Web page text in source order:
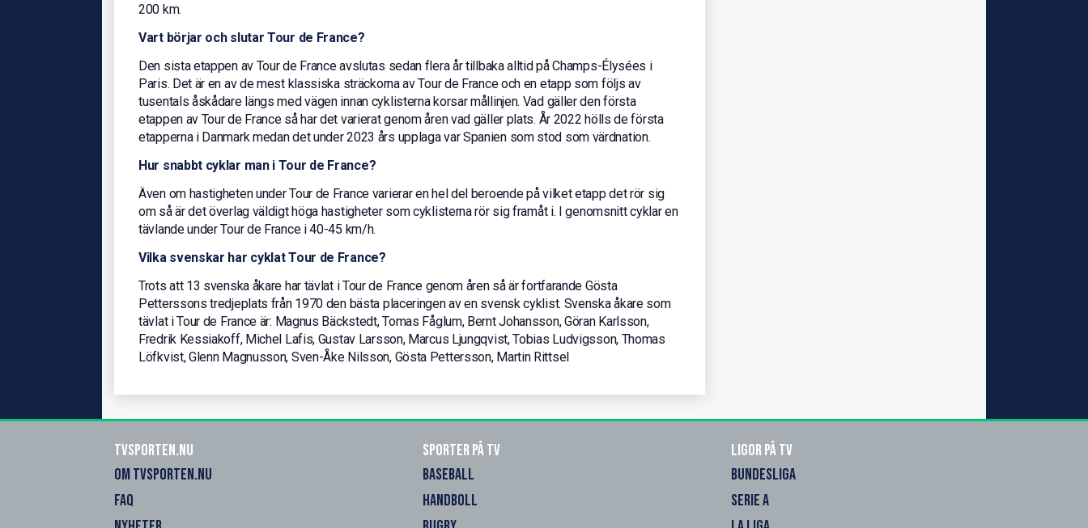
200 km.
Vart börjar och slutar Tour de France?
Den sista etappen av Tour de France avslutas sedan flera år tillbaka alltid på Champs-Élysées i
Paris. Det är en av de mest klassiska sträckorna av Tour de France och en etapp som följs av
tusentals åskådare längs med vägen innan cyklisterna korsar mållinjen. Vad gäller den första
etappen av Tour de France så har det varierat genom åren vad gäller plats. År 2022 hölls de första
etapperna i Danmark medan det under 2023 års upplaga var Spanien som stod som värdnation.
Hur snabbt cyklar man i Tour de France?
Även om hastigheten under Tour de France varierar en hel del beroende på vilket etapp det rör sig
om så är det överlag väldigt höga hastigheter som cyklisterna rör sig framåt i. I genomsnitt cyklar en
tävlande under Tour de France i 40-45 km/h.
Vilka svenskar har cyklat Tour de France?
Trots att 13 svenska åkare har tävlat i Tour de France genom åren så är fortfarande Gösta
Petterssons tredjeplats från 1970 den bästa placeringen av en svensk cyklist. Svenska åkare som
tävlat i Tour de France är: Magnus Bäckstedt, Tomas Fåglum, Bernt Johansson, Göran Karlsson,
Fredrik Kessiakoff, Michel Lafis, Gustav Larsson, Marcus Ljungqvist, Tobias Ludvigsson, Thomas
Löfkvist, Glenn Magnusson, Sven-Åke Nilsson, Gösta Pettersson, Martin Rittsel
Tvsporten.nu
OM TVSPORTEN.NU
FAQ
Sporter på TV
BASEBALL
HANDBOLL
Ligor på TV
BUNDESLIGA
SERIE A